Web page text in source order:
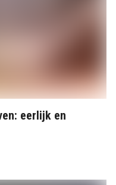
eerlijk en